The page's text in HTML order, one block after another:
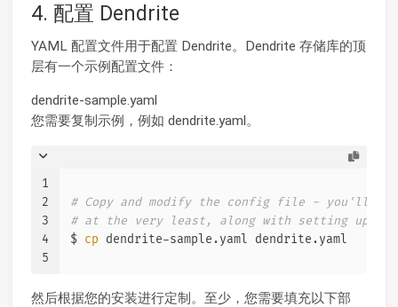
4. 配置 Dendrite
YAML 配置文件用于配置 Dendrite。Dendrite 存储库的顶
层有一个示例配置文件：
dendrite-sample.yaml
您需要复制示例，例如 dendrite.yaml。
1
2
3
4
5
# Copy and modify the config file - you'll
# at the very least, along with setting up the
$ cp dendrite-sample.yaml dendrite.yaml
然后根据您的安装进行定制。至少，您需要填充以下部